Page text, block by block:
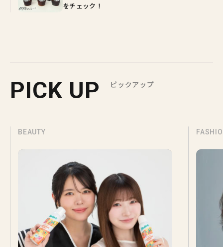
をチェック！
PICK UP ピックアップ
BEAUTY